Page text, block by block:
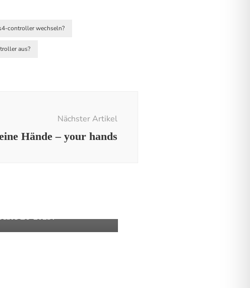
controller wechseln?
aus?
Nächster Artikel
Hände – your hands
BJ 2025?